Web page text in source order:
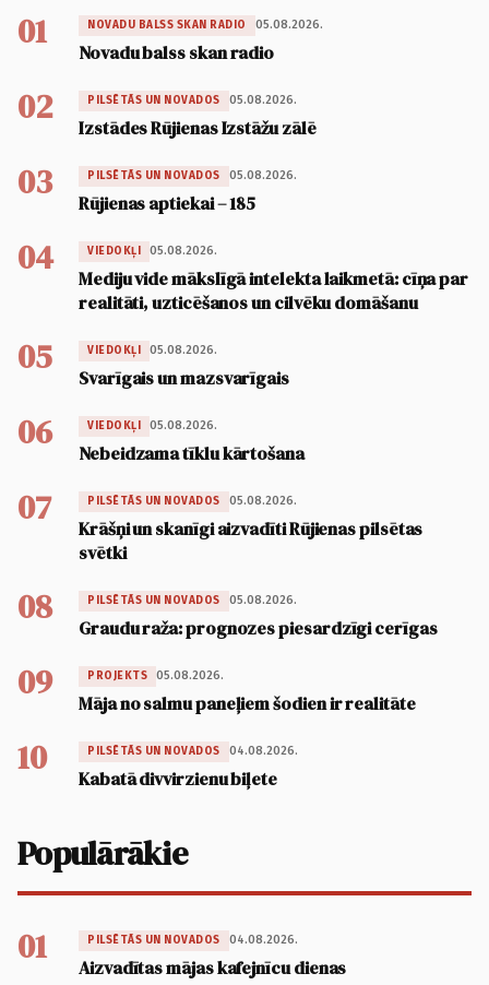
01 NOVADU BALSS SKAN RADIO 05.08.2026.
Novadu balss skan radio
02 PILSĒTĀS UN NOVADOS 05.08.2026.
Izstādes Rūjienas Izstāžu zālē
03 PILSĒTĀS UN NOVADOS 05.08.2026.
Rūjienas aptiekai – 185
04 VIEDOKĻI 05.08.2026.
Mediju vide mākslīgā intelekta laikmetā: cīņa par
realitāti, uzticēšanos un cilvēku domāšanu
05 VIEDOKĻI 05.08.2026.
Svarīgais un mazsvarīgais
06 VIEDOKĻI 05.08.2026.
Nebeidzama tīklu kārtošana
07 PILSĒTĀS UN NOVADOS 05.08.2026.
Krāšņi un skanīgi aizvadīti Rūjienas pilsētas
svētki
08 PILSĒTĀS UN NOVADOS 05.08.2026.
Graudu raža: prognozes piesardzīgi cerīgas
09 PROJEKTS 05.08.2026.
Māja no salmu paneļiem šodien ir realitāte
10 PILSĒTĀS UN NOVADOS 04.08.2026.
Kabatā divvirzienu biļete
Populārākie
01 PILSĒTĀS UN NOVADOS 04.08.2026.
Aizvadītas mājas kafejnīcu dienas